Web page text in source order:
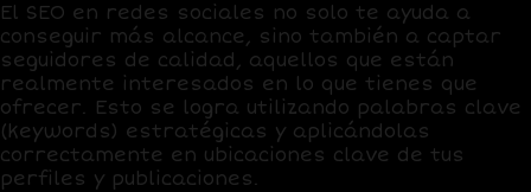
El SEO en redes sociales no solo te ayuda a
conseguir más alcance, sino también a captar
seguidores de calidad , aquellos que están
realmente interesados en lo que tienes que
ofrecer. Esto se logra utilizando palabras clave
(keywords) estratégicas y aplicándolas
correctamente en ubicaciones clave de tus
perfiles y publicaciones.